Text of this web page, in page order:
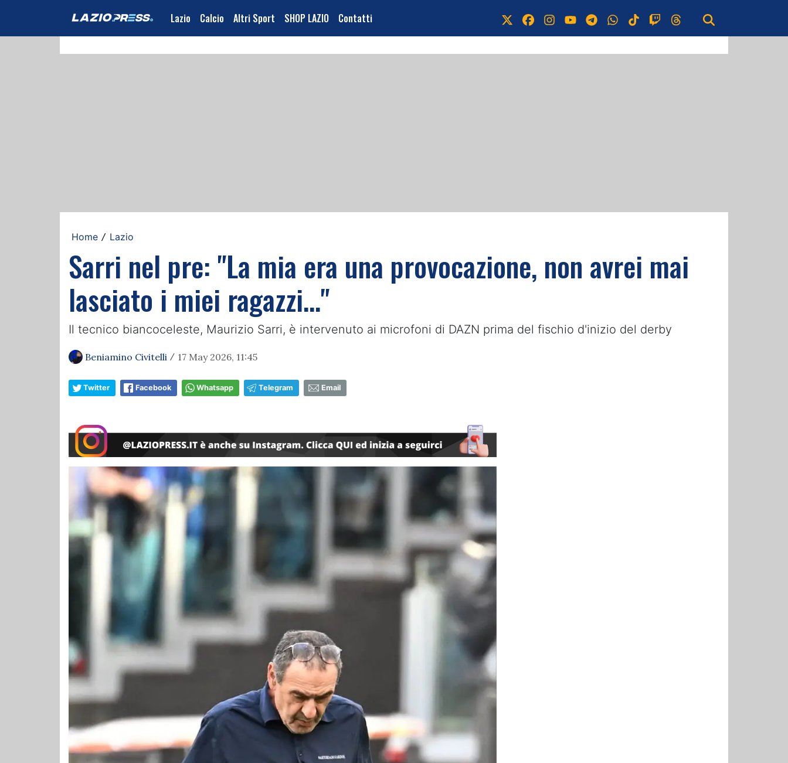
Lazio Calcio Altri Sport SHOP LAZIO Contatti
Home / Lazio
Sarri nel pre: "La mia era una provocazione, non avrei mai
lasciato i miei ragazzi..."
Il tecnico biancoceleste, Maurizio Sarri, è intervenuto ai microfoni di DAZN prima del fischio d'inizio del derby
Beniamino Civitelli / 17 May 2026, 11:45
Twitter Facebook Whatsapp Telegram Email